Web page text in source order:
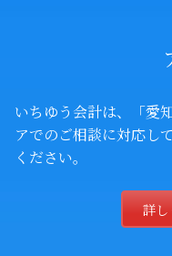
いちゆう会計は、「愛
アでのご相談に対応し
ください。
詳し